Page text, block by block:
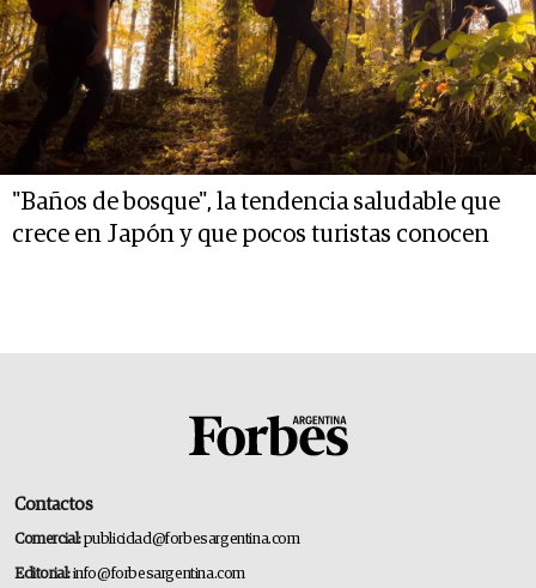
"Baños de bosque", la tendencia saludable que
crece en Japón y que pocos turistas conocen
Contactos
Comercial:publicidad@forbesargentina.com
Editorial:info@forbesargentina.com